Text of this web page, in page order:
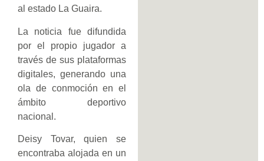
al estado La Guaira.
La noticia fue difundida
por el propio jugador a
través de sus plataformas
digitales, generando una
ola de conmoción en el
ámbito deportivo
nacional.
Deisy Tovar, quien se
encontraba alojada en un